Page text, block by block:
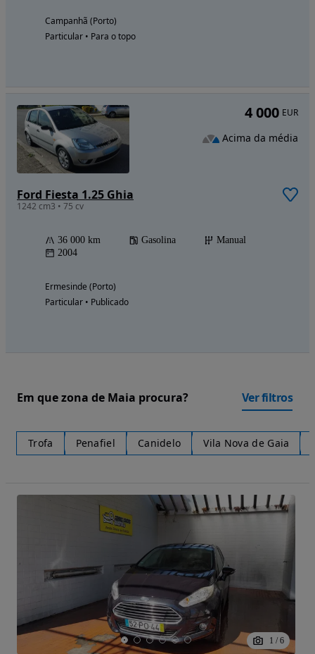
Campanhã (Porto)
Particular • Para o topo
Ford Fiesta 1.25 Ghia
1242 cm3 • 75 cv
36 000 km Gasolina
Manual
2004
Ermesinde (Porto)
Particular • Publicado
4 000 EUR
Acima da média
Em que zona de Maia procura? Ver filtros
Trofa Penafiel Canidelo Vila Nova de Gaia
1 / 6